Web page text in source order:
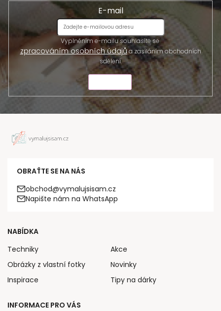
E-mail
Vyplněním e-mailu souhlasíte se
zpracováním osobních údajůa zasíláním obchodních
sdělení.
OBRAŤTE SE NA NÁS
obchod@vymalujsisam.cz
Napište nám na WhatsApp
NABÍDKA
Techniky
Obrázky z vlastní fotky
Inspirace
Akce
Novinky
Tipy na dárky
INFORMACE PRO VÁS